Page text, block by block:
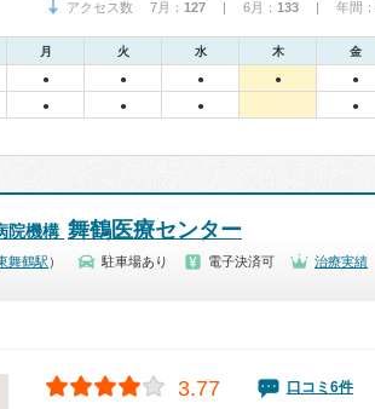
アクセス数 7月： 127 | 6月： 133 | 年間：
月 火 水 木 金
● ● ● ● ●
● ● ● ●
院機構 舞鶴医療センター
舞鶴駅 ） 駐車場あり 電子決済可 治療実績
3.77 口コミ6件